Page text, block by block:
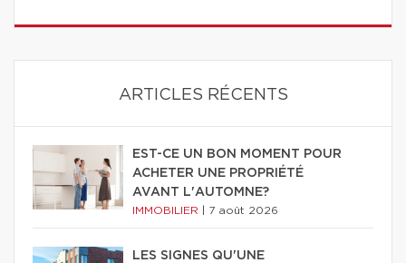
ARTICLES RÉCENTS
EST-CE UN BON MOMENT POUR
ACHETER UNE PROPRIÉTÉ
AVANT L'AUTOMNE?
IMMOBILIER 7 août 2026
LES SIGNES QU'UNE